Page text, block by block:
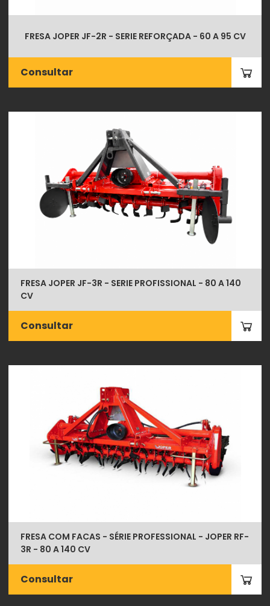
FRESA JOPER JF-2R - SERIE REFORÇADA - 60 A 95 CV
Consultar
FRESA JOPER JF-3R - SERIE PROFISSIONAL - 80 A 140
CV
Consultar
FRESA COM FACAS - SÉRIE PROFESSIONAL - JOPER RF-
3R - 80 A 140 CV
Consultar